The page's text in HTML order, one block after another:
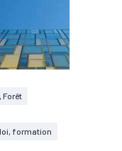
Forêt
formation